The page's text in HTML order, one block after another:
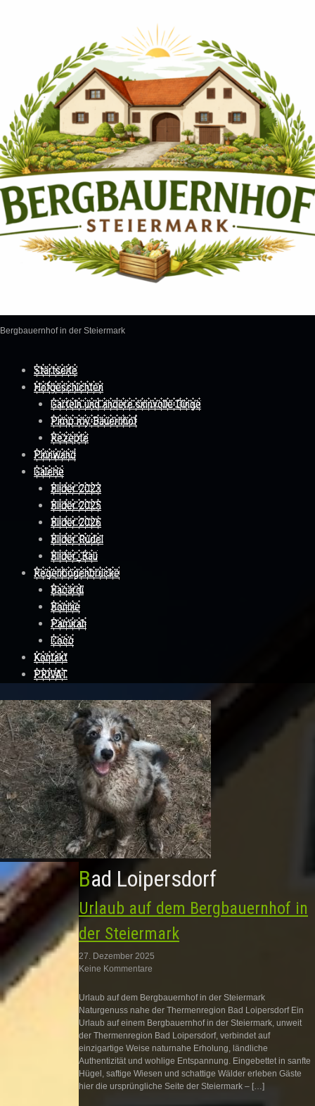
Bergbauernhof in der Steiermark
Skip to content
Startseite
Hofgeschichten
Garteln und andere sinnvolle Dinge
Pimp my Bauernhof
Rezepte
Pinnwand
Galerie
Bilder 2023
Bilder 2025
Bilder 2026
Bilder Rudel
Bilder_Bau
Regenbogenbrücke
Bacardi
Bonnie
Pamirah
Coco
Kontakt
PRIVAT
Bad Loipersdorf
Urlaub auf dem Bergbauernhof in
der Steiermark
27. Dezember 2025
Keine Kommentare
Urlaub auf dem Bergbauernhof in der Steiermark
Naturgenuss nahe der Thermenregion Bad Loipersdorf Ein
Urlaub auf einem Bergbauernhof in der Steiermark, unweit
der Thermenregion Bad Loipersdorf, verbindet auf
einzigartige Weise naturnahe Erholung, ländliche
Authentizität und wohlige Entspannung. Eingebettet in sanfte
Hügel, saftige Wiesen und schattige Wälder erleben Gäste
hier die ursprüngliche Seite der Steiermark – […]